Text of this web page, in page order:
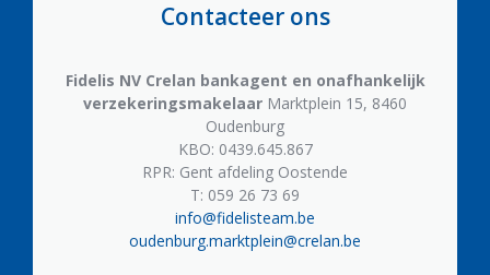
Contacteer ons
Fidelis NV Crelan bankagent en onafhankelijk
verzekeringsmakelaar Marktplein 15, 8460
Oudenburg
KBO: 0439.645.867
RPR: Gent afdeling Oostende
T: 059 26 73 69
info@fidelisteam.be
oudenburg.marktplein@crelan.be